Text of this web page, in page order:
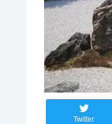
Twitter